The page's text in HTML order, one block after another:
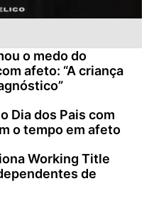
o medo do
afeto: “A criança
Dia dos Pais com
o tempo em afeto
Working Title
de